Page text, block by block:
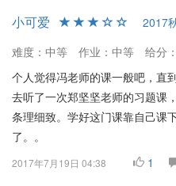
小可爱
2017
难度：中等
作业：中等 给分
个人觉得冯老师的课一般吧，直
去听了一次郑坚坚老师的习题课
条理细致。学好这门课靠自己课
了。。
2017年7月19日 04:38 1